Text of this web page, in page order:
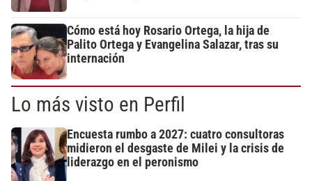
Cómo está hoy Rosario Ortega, la hija de
Palito Ortega y Evangelina Salazar, tras su
internación
Lo más visto en Perfil
Encuesta rumbo a 2027: cuatro consultoras
midieron el desgaste de Milei y la crisis de
liderazgo en el peronismo